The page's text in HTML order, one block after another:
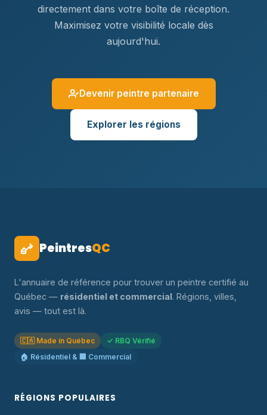
directement dans votre boîte de réception.
Maximisez votre visibilité locale dès
aujourd'hui.
Devenir peintre partenaire
Explorer les régions
PeintresQC
L'annuaire de référence pour trouver un peintre certifié au
Québec — résidentiel et commercial. Régions, villes,
avis — tout est là.
🇨🇦 Made in Québec
✓ RBQ Vérifié
🏠 Résidentiel & 🏢 Commercial
RÉGIONS POPULAIRES